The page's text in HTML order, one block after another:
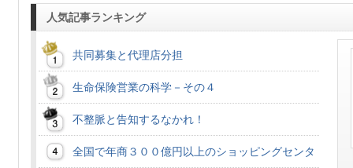
人気記事ランキング
共同募集と代理店分担
生命保険営業の科学－その４
不整脈と告知するなかれ！
全国で年商３００億円以上のショッピングセンタ